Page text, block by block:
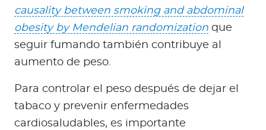
causality between smoking and abdominal
obesity by Mendelian randomization que
seguir fumando también contribuye al
aumento de peso.
Para controlar el peso después de dejar el
tabaco y prevenir enfermedades
cardiosaludables, es importante